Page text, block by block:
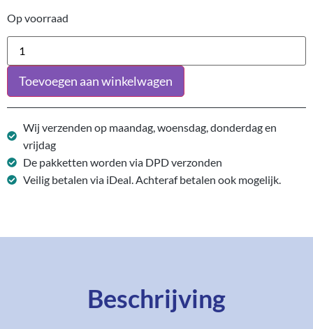
Op voorraad
Toevoegen aan winkelwagen
Wij verzenden op maandag, woensdag, donderdag en
vrijdag
De pakketten worden via DPD verzonden
Veilig betalen via iDeal. Achteraf betalen ook mogelijk.
Beschrijving